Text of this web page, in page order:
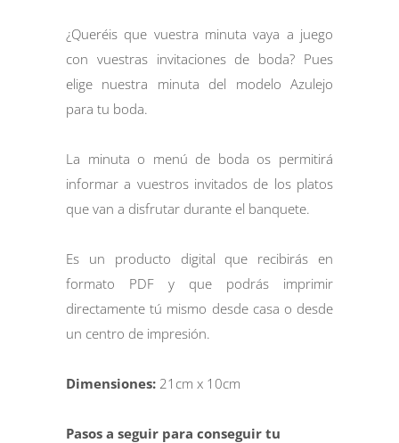
¿Queréis que vuestra minuta vaya a juego
con vuestras invitaciones de boda? Pues
elige nuestra minuta del modelo Azulejo
para tu boda.
La minuta o menú de boda os permitirá
informar a vuestros invitados de los platos
que van a disfrutar durante el banquete.
Es un producto digital que recibirás en
formato PDF y que podrás imprimir
directamente tú mismo desde casa o desde
un centro de impresión.
Dimensiones: 21cm x 10cm
Pasos a seguir para conseguir tu